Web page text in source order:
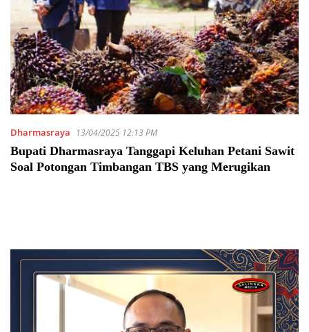
Dharmasraya 13/04/2025 12:13 PM
Bupati Dharmasraya Tanggapi Keluhan Petani Sawit
Soal Potongan Timbangan TBS yang Merugikan